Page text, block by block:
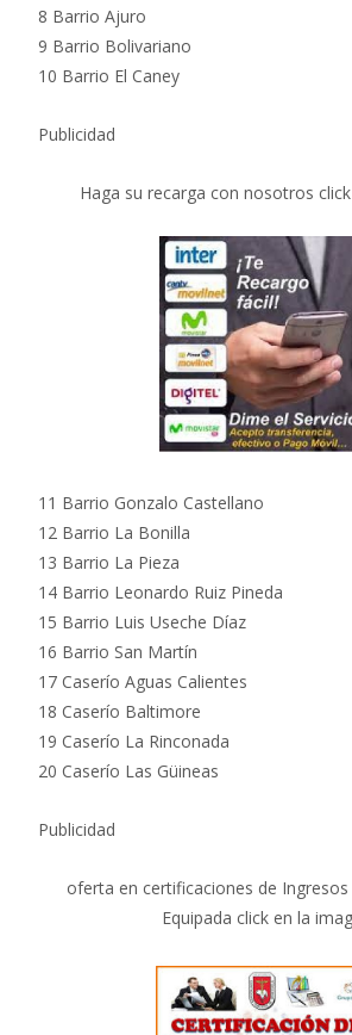
8 Barrio Ajuro
9 Barrio Bolivariano
10 Barrio El Caney
Publicidad
Haga su recarga con nosotros
11 Barrio Gonzalo Castellano
12 Barrio La Bonilla
13 Barrio La Pieza
14 Barrio Leonardo Ruiz Pineda
15 Barrio Luis Useche Díaz
16 Barrio San Martín
17 Caserío Aguas Calientes
18 Caserío Baltimore
19 Caserío La Rinconada
20 Caserío Las Güineas
Publicidad
oferta en certificaciones de Ingresos
Equipada click en la